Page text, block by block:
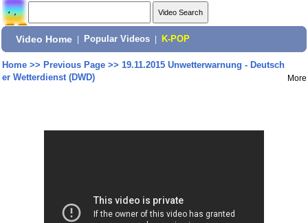
Video Home Popular Videos K-POP
Home>> Previous Page>> 19.11.2015 Unwetterwarnung - Deutsch
er Wetterdienst (DWD)
More